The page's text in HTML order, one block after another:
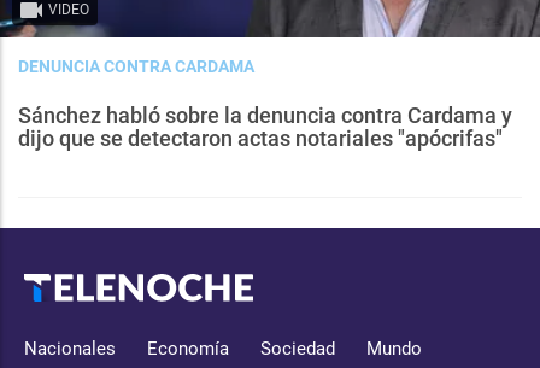
VIDEO
DENUNCIA CONTRA CARDAMA
Sánchez habló sobre la denuncia contra Cardama y
dijo que se detectaron actas notariales "apócrifas"
Nacionales Economía Sociedad Mundo